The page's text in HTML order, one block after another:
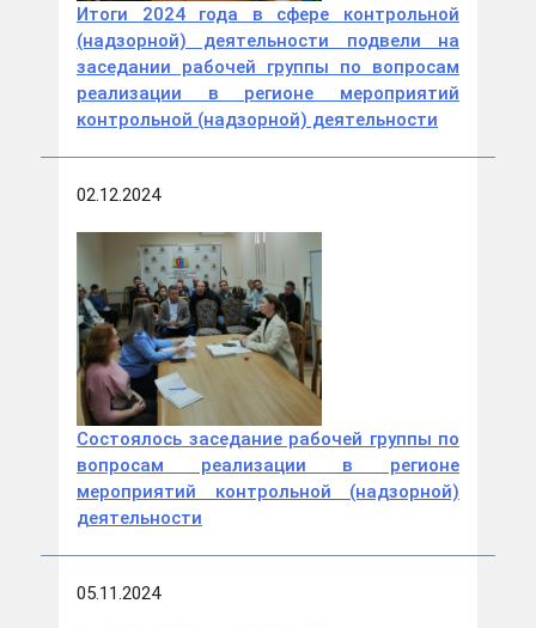
Итоги 2024 года в сфере контрольной
(надзорной) деятельности подвели на
заседании рабочей группы по вопросам
реализации в регионе мероприятий
контрольной (надзорной) деятельности
02.12.2024
Состоялось заседание рабочей группы по
вопросам реализации в регионе
мероприятий контрольной (надзорной)
деятельности
05.11.2024